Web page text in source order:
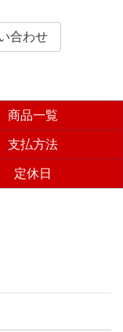
商品一覧
支払方法
定休日